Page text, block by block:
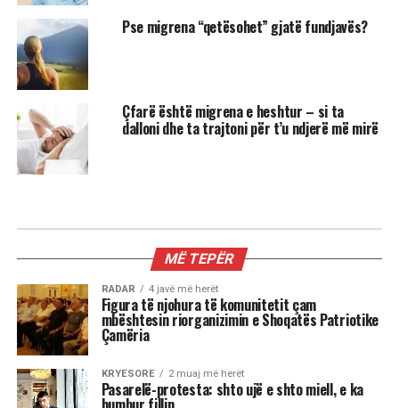
Pse migrena “qetësohet” gjatë fundjavës?
Çfarë është migrena e heshtur – si ta
dalloni dhe ta trajtoni për t’u ndjerë më mirë
MË TEPËR
RADAR 4 javë më herët
Figura të njohura të komunitetit çam
mbështesin riorganizimin e Shoqatës Patriotike
Çamëria
KRYESORE 2 muaj më herët
Pasarelë-protesta: shto ujë e shto miell, e ka